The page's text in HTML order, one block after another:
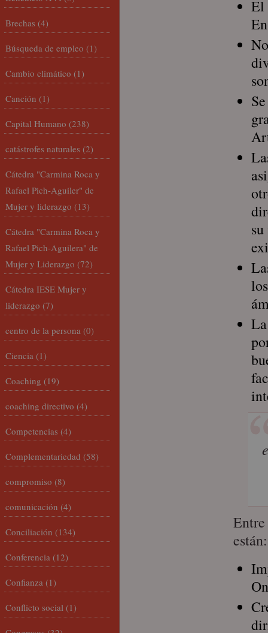
El
Entre
están:
Brechas (4)
Búsqueda de empleo (1)
Cambio climático (1)
Canción (1)
Capital Humano (238)
catástrofes naturales (2)
Cátedra "Carmina Roca y
Rafael Pich-Aguiler" de
Mujer y liderazgo (13)
Cátedra "Carmina Roca y
Rafael Pich-Aguilera" de
Mujer y Liderazgo (72)
Cátedra IESE Mujer y
liderazgo (7)
centro de la persona (0)
Ciencia (1)
Coaching (19)
coaching directivo (4)
Competencias (4)
Complementariedad (58)
compromiso (8)
comunicación (4)
Conciliación (134)
Conferencia (12)
Confianza (1)
Conflicto social (1)